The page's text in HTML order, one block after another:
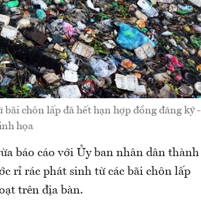
chôn lấp đã hết hạn hợp đồng đăng ký -
họa
báo cáo với Ủy ban nhân dân thành
rỉ rác phát sinh từ các bãi chôn lấp
trên địa bàn.